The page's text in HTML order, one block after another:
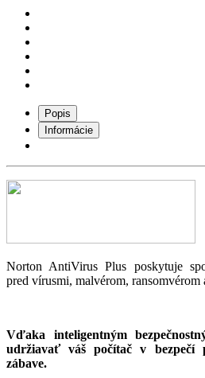
Popis
Informácie
Norton AntiVirus Plus poskytuje
pred vírusmi, malvérom,
Vďaka inteligentným
udržiavať váš počítač v bezpečí
zábave.